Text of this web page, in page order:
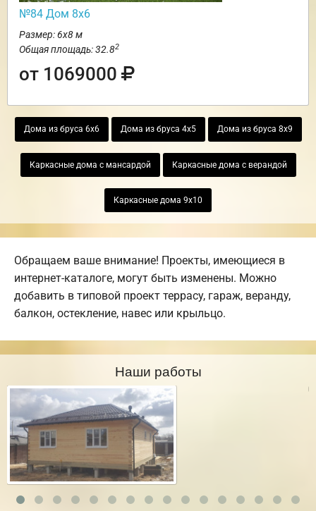
№84 Дом 8х6
Размер: 6х8 м
Общая площадь: 32.82
от 1069000
Дома из бруса 6х6 Дома из бруса 4х5 Дома из бруса 8х9
Каркасные дома с мансардой Каркасные дома с верандой
Каркасные дома 9х10
Обращаем ваше внимание! Проекты, имеющиеся в
интернет-каталоге, могут быть изменены. Можно
добавить в типовой проект террасу, гараж, веранду,
балкон, остекление, навес или крыльцо.
Наши работы